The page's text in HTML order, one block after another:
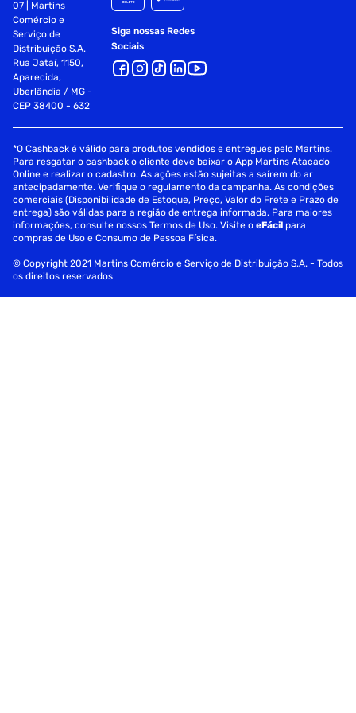
07 | Martins
Comércio e
Serviço de
Distribuição S.A.
Rua Jataí, 1150,
Aparecida,
Uberlândia / MG -
CEP 38400 - 632
Siga nossas Redes
Sociais
*O Cashback é válido para produtos vendidos e entregues pelo Martins.
Para resgatar o cashback o cliente deve baixar o App Martins Atacado
Online e realizar o cadastro. As ações estão sujeitas a saírem do ar
antecipadamente. Verifique o regulamento da campanha. As condições
comerciais (Disponibilidade de Estoque, Preço, Valor do Frete e Prazo de
entrega) são válidas para a região de entrega informada. Para maiores
informações, consulte nossos Termos de Uso. Visite oeFácil para
compras de Uso e Consumo de Pessoa Física.
© Copyright 2021 Martins Comércio e Serviço de Distribuição S.A. - Todos
os direitos reservados